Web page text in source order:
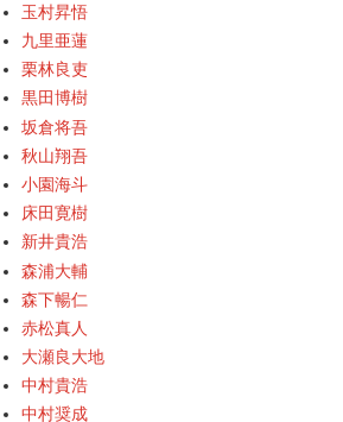
玉村昇悟
九里亜蓮
栗林良吏
黒田博樹
坂倉将吾
秋山翔吾
小園海斗
床田寛樹
新井貴浩
森浦大輔
森下暢仁
赤松真人
大瀬良大地
中村貴浩
中村奨成